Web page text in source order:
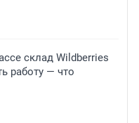
склад Wildberries
работу — что